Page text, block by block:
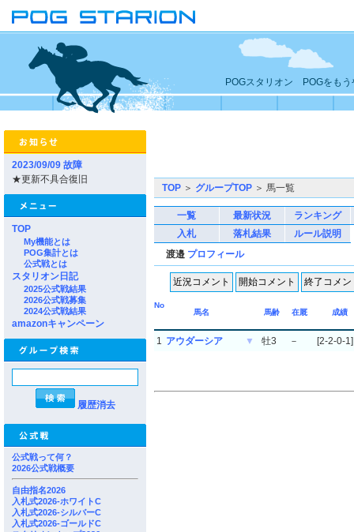
POGスタリオン POGをもう
2023/09/09 故障
★更新不具合復旧
TOP
My機能とは
POG集計とは
公式戦とは
スタリオン日記
2025公式戦結果
2026公式戦募集
2024公式戦結果
amazonキャンペーン
履歴消去
公式戦って何？
2026公式戦概要
自由指名2026
入札式2026-ホワイトC
入札式2026-シルバーC
入札式2026-ゴールドC
TOP ＞ グループTOP ＞ 馬一覧
一覧 最新状況
ランキング
入札
落札結果
ルール説明
渡邉 プロフィール
No
馬名
馬齢 在厩 成績
1 アウダーシア ▼ 牡3 － [2-2-0-1]